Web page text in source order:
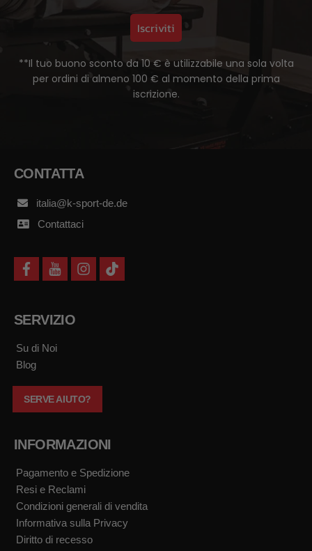
Iscriviti
**Il tuo buono sconto da 10 € è utilizzabile una sola volta
per ordini di almeno 100 € al momento della prima
iscrizione.
CONTATTA
italia@k-sport-de.de
Contattaci
f
a
b
o
y
o
u
b
i
n
t
i
SERVIZIO
Su di Noi
Blog
SERVE AIUTO?
INFORMAZIONI
Pagamento e Spedizione
Resi e Reclami
Condizioni generali di vendita
Informativa sulla Privacy
Diritto di recesso